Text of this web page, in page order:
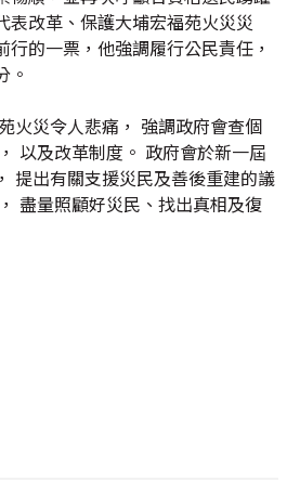
表改革、保護大埔宏福苑火災災
行的一票，他強調履行公民責任，
。
火災令人悲痛， 強調政府會查個
以及改革制度。 政府會於新一屆
提出有關支援災民及善後重建的議
盡量照顧好災民、找出真相及復